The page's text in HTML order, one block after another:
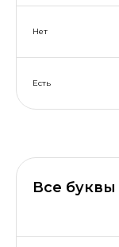
Нет
Есть
Все буквы